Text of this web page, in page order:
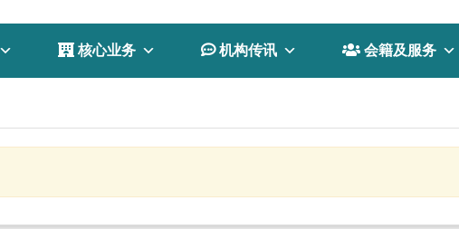
 核心业务  机构传讯  会籍及服务